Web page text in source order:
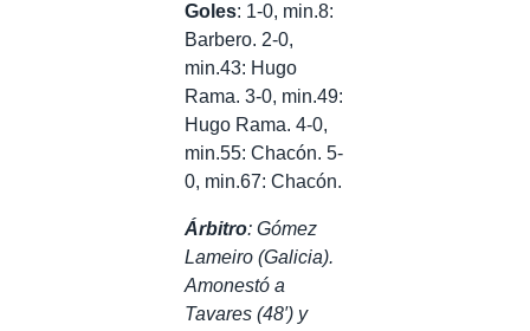
Goles: 1-0, min.8:
Barbero. 2-0,
min.43: Hugo
Rama. 3-0, min.49:
Hugo Rama. 4-0,
min.55: Chacón. 5-
0, min.67: Chacón.
Árbitro: Gómez
Lameiro (Galicia).
Amonestó a
Tavares (48′) y